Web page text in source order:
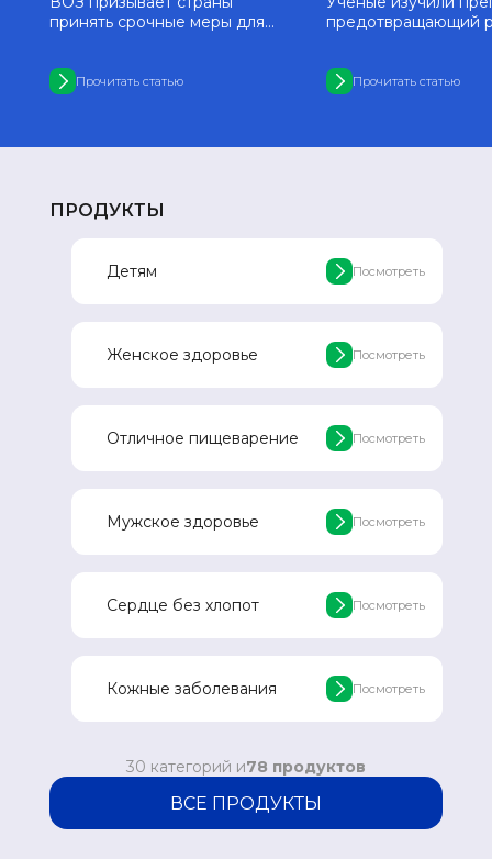
принять срочные меры для
Прочитать статью
предотвращающий
Прочитать статью
ПРОДУКТЫ
Детям Посмотреть
Женское здоровье Посмотреть
Отличное пищеварение Посмотреть
Мужское здоровье Посмотреть
Сердце без хлопот Посмотреть
Кожные заболевания Посмотреть
30 категорий и78 продуктов
ВСЕ ПРОДУКТЫ